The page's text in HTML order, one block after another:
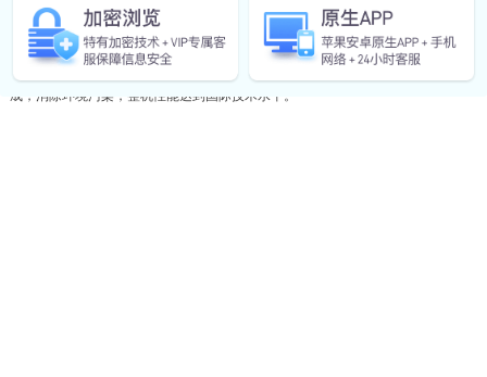
成功的新型干燥设备。该机技术先进，设计合理，结构紧凑，适用范围广，生产
能力大，产品质量好，效率高，节能，在一个设备内干燥、粉碎、筛分一次性完
成，消除环境污染，整机性能达到国际技术水平。